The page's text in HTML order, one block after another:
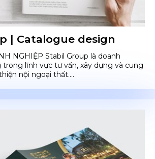
| Catalogue design
NGHIỆP Stabil Group là doanh
lĩnh vực tư vấn, xây dựng và cung
nội ngoại thất....